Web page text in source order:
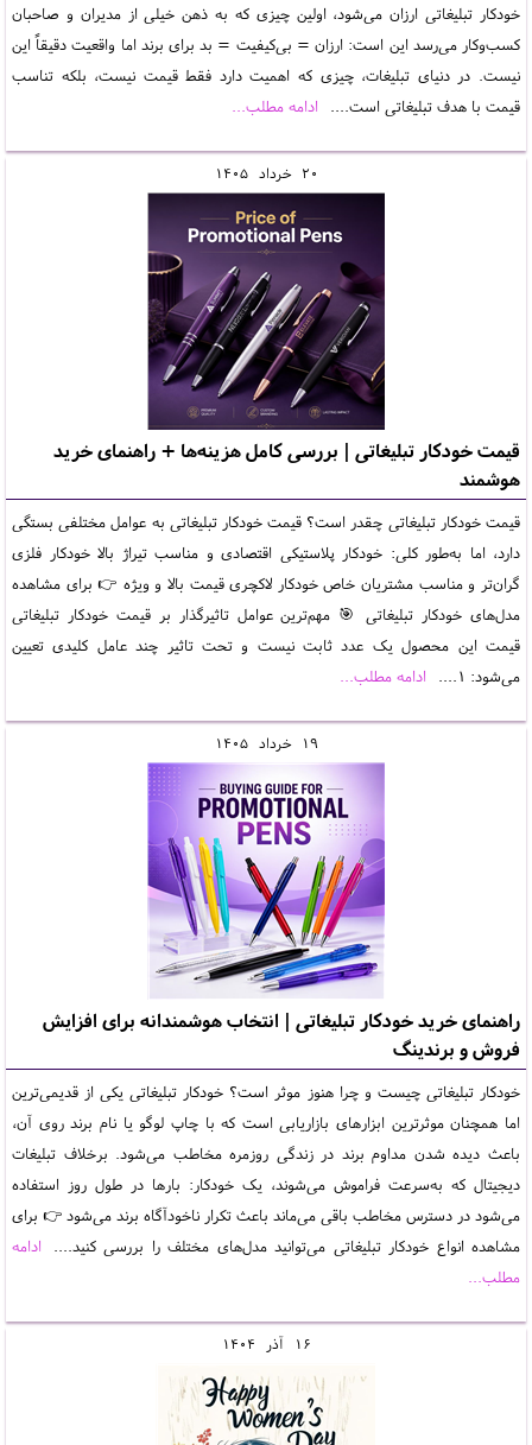
خودکار تبلیغاتی ارزان می‌شود، اولین چیزی که به ذهن خیلی از مدیران و صاحبان
کسب‌وکار می‌رسد این است: ارزان = بی‌کیفیت = بد برای برند اما واقعیت دقیقاً این
نیست. در دنیای تبلیغات، چیزی که اهمیت دارد فقط قیمت نیست، بلکه تناسب
قیمت با هدف تبلیغاتی است.... ادامه مطلب...
20 خرداد 1405
قیمت خودکار تبلیغاتی | بررسی کامل هزینه‌ها + راهنمای خرید
هوشمند
قیمت خودکار تبلیغاتی چقدر است؟ قیمت خودکار تبلیغاتی به عوامل مختلفی بستگی
دارد، اما به‌طور کلی: خودکار پلاستیکی اقتصادی و مناسب تیراژ بالا خودکار فلزی
گران‌تر و مناسب مشتریان خاص خودکار لاکچری قیمت بالا و ویژه 👉 برای مشاهده
مدل‌های خودکار تبلیغاتی 🎯 مهم‌ترین عوامل تاثیرگذار بر قیمت خودکار تبلیغاتی
قیمت این محصول یک عدد ثابت نیست و تحت تاثیر چند عامل کلیدی تعیین
می‌شود: 1....
ادامه مطلب...
19 خرداد 1405
راهنمای خرید خودکار تبلیغاتی | انتخاب هوشمندانه برای افزایش
فروش و برندینگ
خودکار تبلیغاتی چیست و چرا هنوز موثر است؟ خودکار تبلیغاتی یکی از قدیمی‌ترین
اما همچنان موثرترین ابزارهای بازاریابی است که با چاپ لوگو یا نام برند روی آن،
باعث دیده شدن مداوم برند در زندگی روزمره مخاطب می‌شود. برخلاف تبلیغات
دیجیتال که به‌سرعت فراموش می‌شوند، یک خودکار: بارها در طول روز استفاده
می‌شود در دسترس مخاطب باقی می‌ماند باعث تکرار ناخودآگاه برند می‌شود 👉 برای
مشاهده انواع خودکار تبلیغاتی می‌توانید مدل‌های مختلف را بررسی کنید.... ادامه
مطلب...
16 آذر 1404